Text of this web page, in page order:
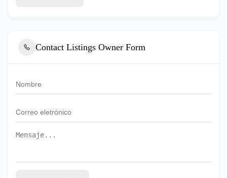
Contact Listings Owner Form